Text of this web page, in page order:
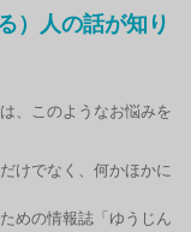
）人の話が知り
、このようなお悩みを
けでなく、何かほかに
めの情報誌「ゆうじん